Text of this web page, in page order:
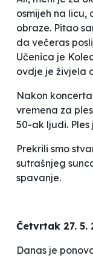
osmijeh na licu,
obraze. Pitao
da večeras
Učenica je
ovdje je živjela
Nakon
vremena za
50-ak ljudi. Ples
Prekrili smo
sutrašnjeg
spavanje.
Četvrtak 27. 5.
Danas je